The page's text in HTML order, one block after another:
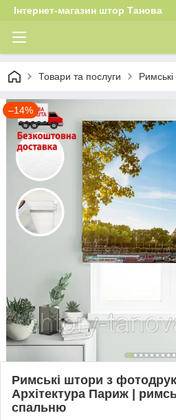
Інтернет-магазин штор Танова
Товари та послуги
–14%
Римські штори з
Архітектура Париж |
спальню